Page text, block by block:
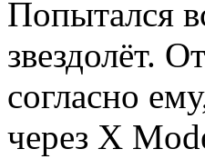
Попытался
звездолёт.
согласно
через X